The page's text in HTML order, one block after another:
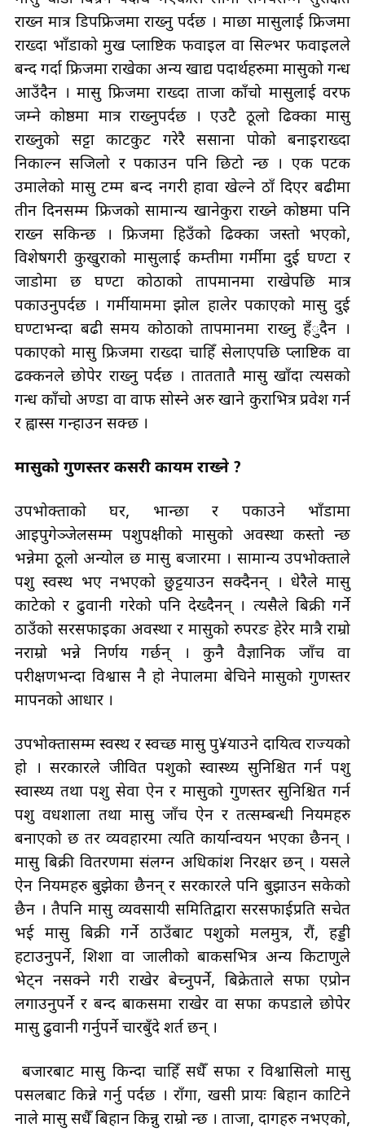
राख्न मात्र डिपफ्रिजमा राख्नु पर्दछ । माछा मासुलाई फ्रिजमा
राख्दा भाँडाको मुख प्लाष्टिक फवाइल वा सिल्भर फवाइलले
बन्द गर्दा फ्रिजमा राखेका अन्य खाद्य पदार्थहरुमा मासुको गन्ध
आउँदैन । मासु फ्रिजमा राख्दा ताजा काँचो मासुलाई वरफ
जम्ने कोष्ठमा मात्र राख्नुपर्दछ । एउटै ठूलो ढिक्का मासु
राख्नुको सट्टा काटकुट गरेरै ससाना पोको बनाइराख्दा
निकाल्न सजिलो र पकाउन पनि छिटो हुन्छ । एक पटक
उमालेको मासु टम्म बन्द नगरी हावा खेल्ने ठाँ दिएर बढीमा
तीन दिनसम्म फ्रिजको सामान्य खानेकुरा राख्ने कोष्ठमा पनि
राख्न सकिन्छ । फ्रिजमा हिउँको ढिक्का जस्तो भएको,
विशेषगरी कुखुराको मासुलाई कम्तीमा गर्मीमा दुई घण्टा र
जाडोमा छ घण्टा कोठाको तापमानमा राखेपछि मात्र
पकाउनुपर्दछ । गर्मीयाममा झोल हालेर पकाएको मासु दुई
घण्टाभन्दा बढी समय कोठाको तापमानमा राख्नु हँुदैन ।
पकाएको मासु फ्रिजमा राख्दा चाहिँ सेलाएपछि प्लाष्टिक वा
ढक्कनले छोपेर राख्नु पर्दछ । ताततातै मासु खाँदा त्यसको
गन्ध काँचो अण्डा वा वाफ सोस्ने अरु खाने कुराभित्र प्रवेश गर्न
र ह्वास्स गन्हाउन सक्छ ।
मासुको गुणस्तर कसरी कायम राख्ने ?
उपभोक्ताको घर, भान्छा र पकाउने भाँडामा
आइपुगेञ्जेलसम्म पशुपक्षीको मासुको अवस्था कस्तो हुन्छ
भन्नेमा ठूलो अन्योल छ मासु बजारमा । सामान्य उपभोक्ताले
पशु स्वस्थ भए नभएको छुट्टयाउन सक्दैनन् । धेरैले मासु
काटेको र ढुवानी गरेको पनि देख्दैनन् । त्यसैले बिक्री गर्ने
ठाउँको सरसफाइका अवस्था र मासुको रुपरङ हेरेर मात्रै राम्रो
नराम्रो भन्ने निर्णय गर्छन् । कुनै वैज्ञानिक जाँच वा
परीक्षणभन्दा विश्वास नै हो नेपालमा बेचिने मासुको गुणस्तर
मापनको आधार ।
उपभोक्तासम्म स्वस्थ र स्वच्छ मासु पु¥याउने दायित्व राज्यको
हो । सरकारले जीवित पशुको स्वास्थ्य सुनिश्चित गर्न पशु
स्वास्थ्य तथा पशु सेवा ऐन र मासुको गुणस्तर सुनिश्चित गर्न
पशु वधशाला तथा मासु जाँच ऐन र तत्सम्बन्धी नियमहरु
बनाएको छ तर व्यवहारमा त्यति कार्यान्वयन भएका छैनन् ।
मासु बिक्री वितरणमा संलग्न अधिकांश निरक्षर छन् । यसले
ऐन नियमहरु बुझेका छैनन् र सरकारले पनि बुझाउन सकेको
छैन । तैपनि मासु व्यवसायी समितिद्वारा सरसफाईप्रति सचेत
भई मासु बिक्री गर्ने ठाउँबाट पशुको मलमुत्र, रौं, हड्डी
हटाउनुपर्ने, शिशा वा जालीको बाकसभित्र अन्य किटाणुले
भेट्न नसक्ने गरी राखेर बेच्नुपर्ने, बिक्रेताले सफा एप्रोन
लगाउनुपर्ने र बन्द बाकसमा राखेर वा सफा कपडाले छोपेर
मासु ढुवानी गर्नुपर्ने चारबुँदे शर्त छन् ।
बजारबाट मासु किन्दा चाहिँ सधैँ सफा र विश्वासिलो मासु
पसलबाट किन्ने गर्नु पर्दछ । राँगा, खसी प्रायः बिहान काटिने
हुनाले मासु सधैँ बिहान किन्नु राम्रो हुन्छ । ताजा, दागहरु नभएको,